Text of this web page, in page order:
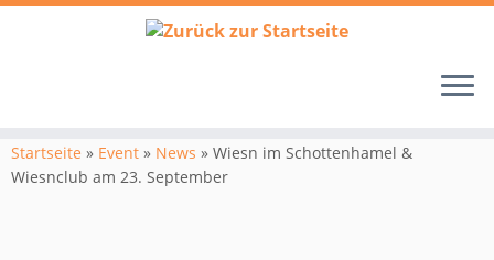
Inhalt
springen
Startseite » Event » News » Wiesn im Schottenhamel &
Wiesnclub am 23. September